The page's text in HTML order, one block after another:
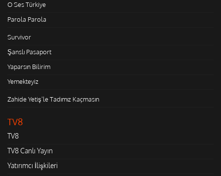
O Ses Türkiye
Parola Parola
Survivor
Şanslı Pasaport
Yaparsın Bilirim
Yemekteyiz
Zahide Yetiş'le Tadımız Kaçmasın
TV8
TV8
TV8 Canlı Yayın
Yatırımcı İlişkileri